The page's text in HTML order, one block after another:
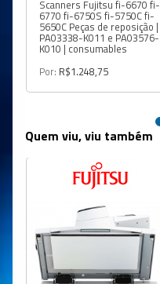
Scanners Fujitsu fi-6670 fi-
6770 fi-6750S fi-5750C fi-
5650C Peças de reposição |
PA03338-K011 e PA03576-
K010 | consumables
Por: R$1.248,75
Quem viu, viu também